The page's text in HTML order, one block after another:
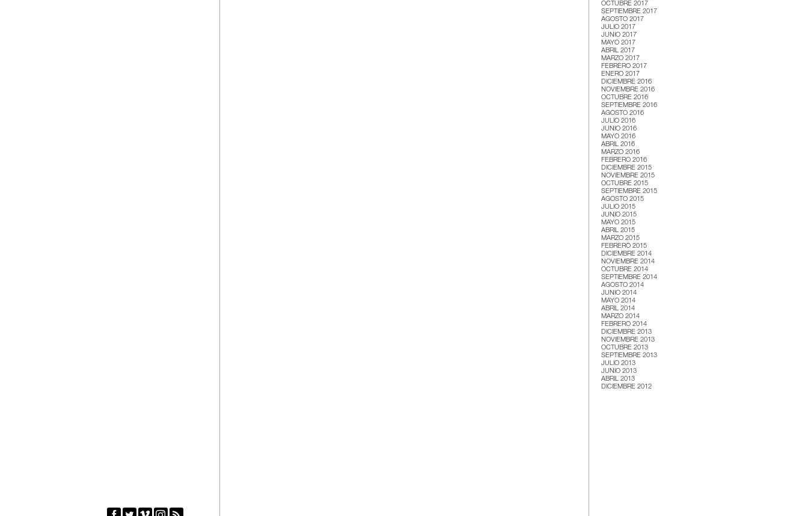
OCTUBRE 2017
SEPTIEMBRE 2017
AGOSTO 2017
JULIO 2017
JUNIO 2017
MAYO 2017
ABRIL 2017
MARZO 2017
FEBRERO 2017
ENERO 2017
DICIEMBRE 2016
NOVIEMBRE 2016
OCTUBRE 2016
SEPTIEMBRE 2016
AGOSTO 2016
JULIO 2016
JUNIO 2016
MAYO 2016
ABRIL 2016
MARZO 2016
FEBRERO 2016
DICIEMBRE 2015
NOVIEMBRE 2015
OCTUBRE 2015
SEPTIEMBRE 2015
AGOSTO 2015
JULIO 2015
JUNIO 2015
MAYO 2015
ABRIL 2015
MARZO 2015
FEBRERO 2015
DICIEMBRE 2014
NOVIEMBRE 2014
OCTUBRE 2014
SEPTIEMBRE 2014
AGOSTO 2014
JUNIO 2014
MAYO 2014
ABRIL 2014
MARZO 2014
FEBRERO 2014
DICIEMBRE 2013
NOVIEMBRE 2013
OCTUBRE 2013
SEPTIEMBRE 2013
JULIO 2013
JUNIO 2013
ABRIL 2013
DICIEMBRE 2012